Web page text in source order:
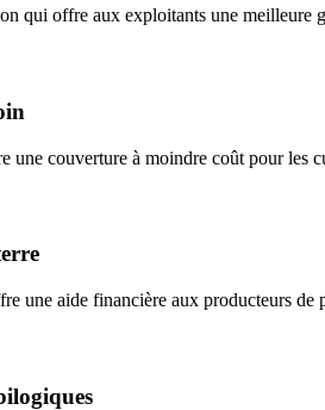
qui offre aux exploitants une meilleure
une couverture à moindre coût pour les
une aide financière aux producteurs